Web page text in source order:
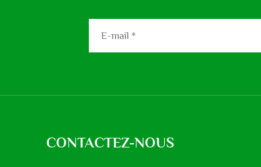
CONTACTEZ-NOUS